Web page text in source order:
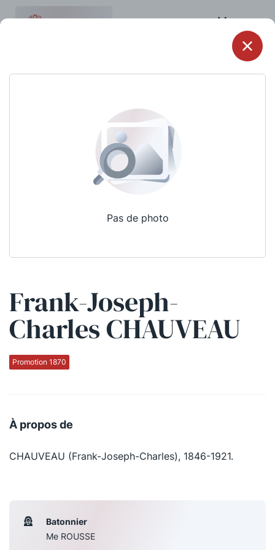
Menu
Pas de photo
Frank-Joseph-
Charles CHAUVEAU
Promotion 1870
À propos de
CHAUVEAU (Frank-Joseph-Charles), 1846-1921.
Batonnier
Me ROUSSE
Qui sommes-nous ?
La Conférence
La défense pénale
Le Concours de la Conférence
La Petite Conférence